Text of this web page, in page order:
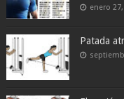
enero 27,
Patada